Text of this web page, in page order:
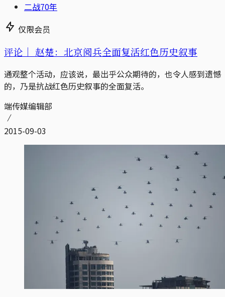
二战70年
仅限会员
评论｜ 赵楚：北京阅兵全面复活红色历史叙事
通观整个活动，应该说，最出乎公众期待的，也令人感到遗憾
的，乃是抗战红色历史叙事的全面复活。
端传媒编辑部
2015-09-03